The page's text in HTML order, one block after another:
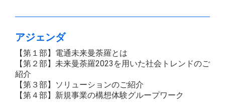
アジェンダ
【第１部】電通未来曼荼羅とは
【第２部】未来曼荼羅2023を用いた社会トレンドのご
紹介
【第３部】ソリューションのご紹介
【第４部】新規事業の構想体験グループワーク